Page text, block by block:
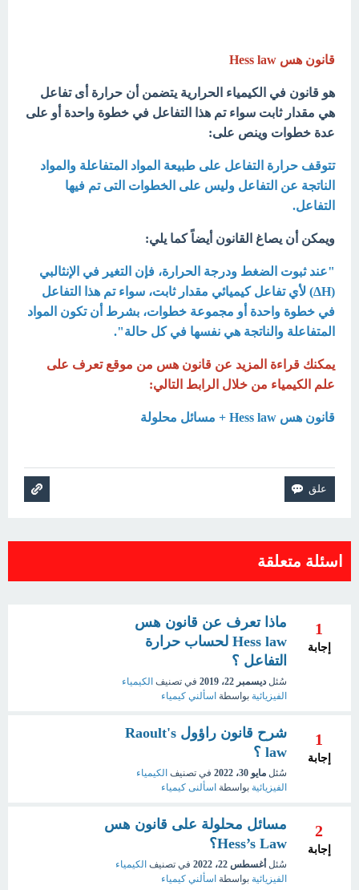
قانون هس Hess law
هو قانون في الكيمياء الحرارية يتضمن أن حرارة أى تفاعل
هي مقدار ثابت سواء تم هذا التفاعل في خطوة واحدة أو على
عدة خطوات وينص على:
تتوقف حرارة التفاعل على طبيعة المواد المتفاعلة والمواد
الناتجة عن التفاعل وليس على الخطوات التى تم فيها
التفاعل.
ویمكن أن یصاغ القانون أیضاً كما یلي:
"عند ثبوت الضغط ودرجة الحرارة، فإن التغیر في الإنثالبي
(ΔH) لأي تفاعل كیمیائي مقدار ثابت، سواء تم ھذا التفاعل
في خطوة واحدة أو مجموعة خطوات، بشرط أن تكون المواد
المتفاعلة والناتجة ھي نفسھا في كل حالة".
يمكنك قراءة المزيد عن قانون هس من موقع تعرف على
علم الكيمياء من خلال الرابط التالي:
قانون هس Hess law + مسائل محلولة
اسئلة متعلقة
1
إجابة
ماذا تعرف عن قانون هس
Hess law لحساب حرارة
التفاعل ؟
سُئل ديسمبر 22، 2019 في تصنيف الكيمياء
الفيزيائية بواسطة اسألني كيمياء
1
إجابة
شرح قانون راؤول Raoult's
law ؟
سُئل مايو 30، 2022 في تصنيف الكيمياء
الفيزيائية بواسطة اسألنى كيمياء
2
إجابة
مسائل محلولة على قانون هس
Hess’s Law؟
سُئل أغسطس 22، 2022 في تصنيف الكيمياء
الفيزيائية بواسطة اسألني كيمياء